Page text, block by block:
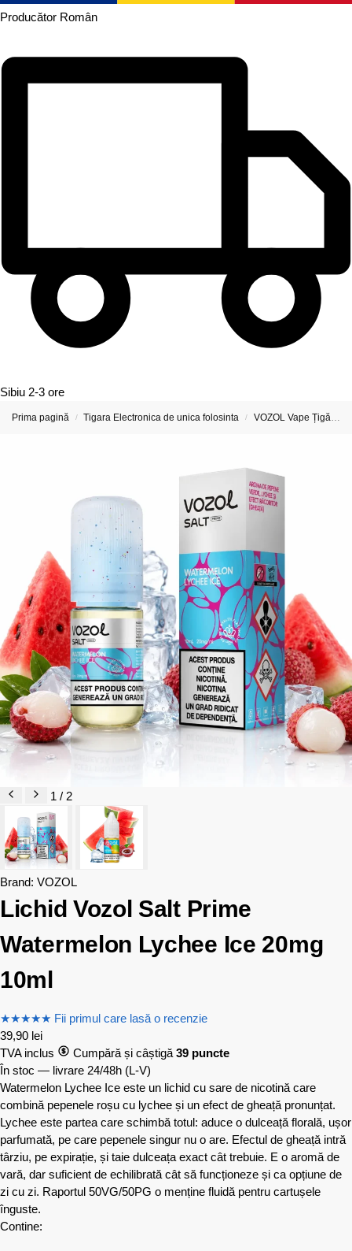
Producător Român
Sibiu 2-3 ore
Prima pagină / Tigara Electronica de unica folosinta / VOZOL Vape Țigări Electronice & Vape-uri
1 / 2
Brand: VOZOL
Lichid Vozol Salt Prime
Watermelon Lychee Ice 20mg
10ml
★★★★★ Fii primul care lasă o recenzie
39,90 lei
TVA inclus
Cumpără și câștigă 39 puncte
În stoc — livrare 24/48h (L-V)
Watermelon Lychee Ice este un lichid cu sare de nicotină care
combină pepenele roșu cu lychee și un efect de gheață pronunțat.
Lychee este partea care schimbă totul: aduce o dulceață florală, ușor
parfumată, pe care pepenele singur nu o are. Efectul de gheață intră
târziu, pe expirație, și taie dulceața exact cât trebuie. E o aromă de
vară, dar suficient de echilibrată cât să funcționeze și ca opțiune de
zi cu zi. Raportul 50VG/50PG o menține fluidă pentru cartușele
înguste.
Contine: